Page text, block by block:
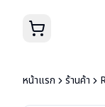
หน้าแรก ร้านค้า